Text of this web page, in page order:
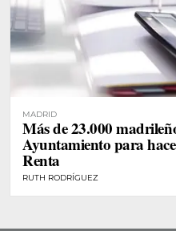
MADRID
Más de 23.000
Ayuntamiento para
Renta
RUTH RODRÍGUEZ